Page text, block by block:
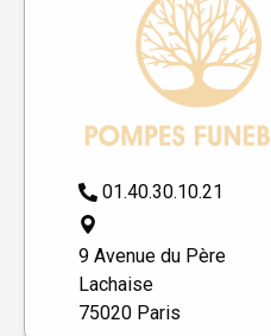
01.40.30.10.21
9 Avenue du Père
Lachaise
75020 Paris